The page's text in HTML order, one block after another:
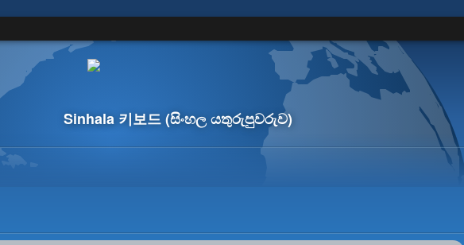
Sinhala 키보드(සිංහල යතුරුපුවරුව)